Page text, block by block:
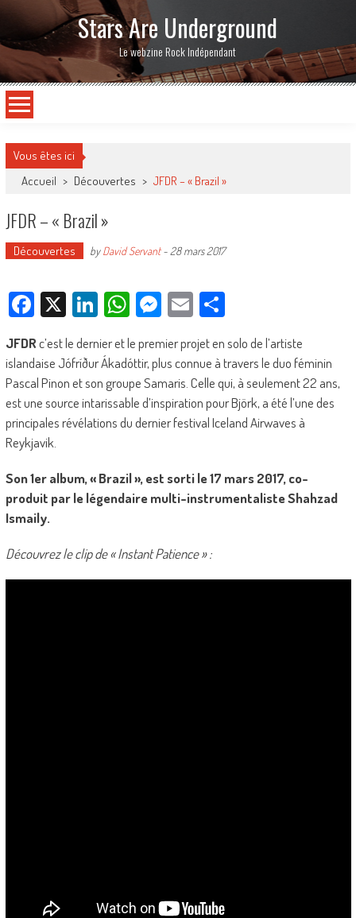
Stars Are Underground
Le webzine Rock Indépendant
Vous êtes ici
Accueil > Découvertes > JFDR – « Brazil »
JFDR – « Brazil »
Découvertes byDavid Servant- 28 mars 2017
Facebook
X LinkedIn
WhatsApp
Messenger
EmailPartager
JFDRc’est le dernier et le premier projet en solo de l’artiste
islandaise Jófríður Ákadóttir, plus connue à travers le duo féminin
Pascal Pinon et son groupe Samaris. Celle qui, à seulement 22 ans,
est une source intarissable d’inspiration pour Björk, a été l’une des
principales révélations du dernier festival Iceland Airwaves à
Reykjavik.
Son 1er album, « Brazil », est sorti le 17 mars 2017, co-
produit par le légendaire multi-instrumentaliste Shahzad
Ismaily.
Découvrez le clip de « Instant Patience » :